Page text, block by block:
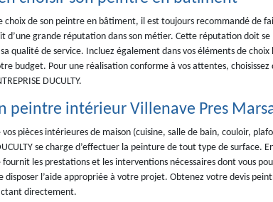
choix de son peintre en bâtiment, il est toujours recommandé de
d’une grande réputation dans son métier. Cette réputation doit se
qualité de service. Incluez également dans vos éléments de choix
budget. Pour une réalisation conforme à vos attentes, choisissez
DUCULTY.
peintre intérieur Villenave Pres
pièces intérieures de maison (cuisine, salle de bain, couloir,
se charge d’effectuer la peinture de tout type de surface.
les prestations et les interventions nécessaires dont vous
disposer l’aide appropriée à votre projet. Obtenez votre devis
directement.